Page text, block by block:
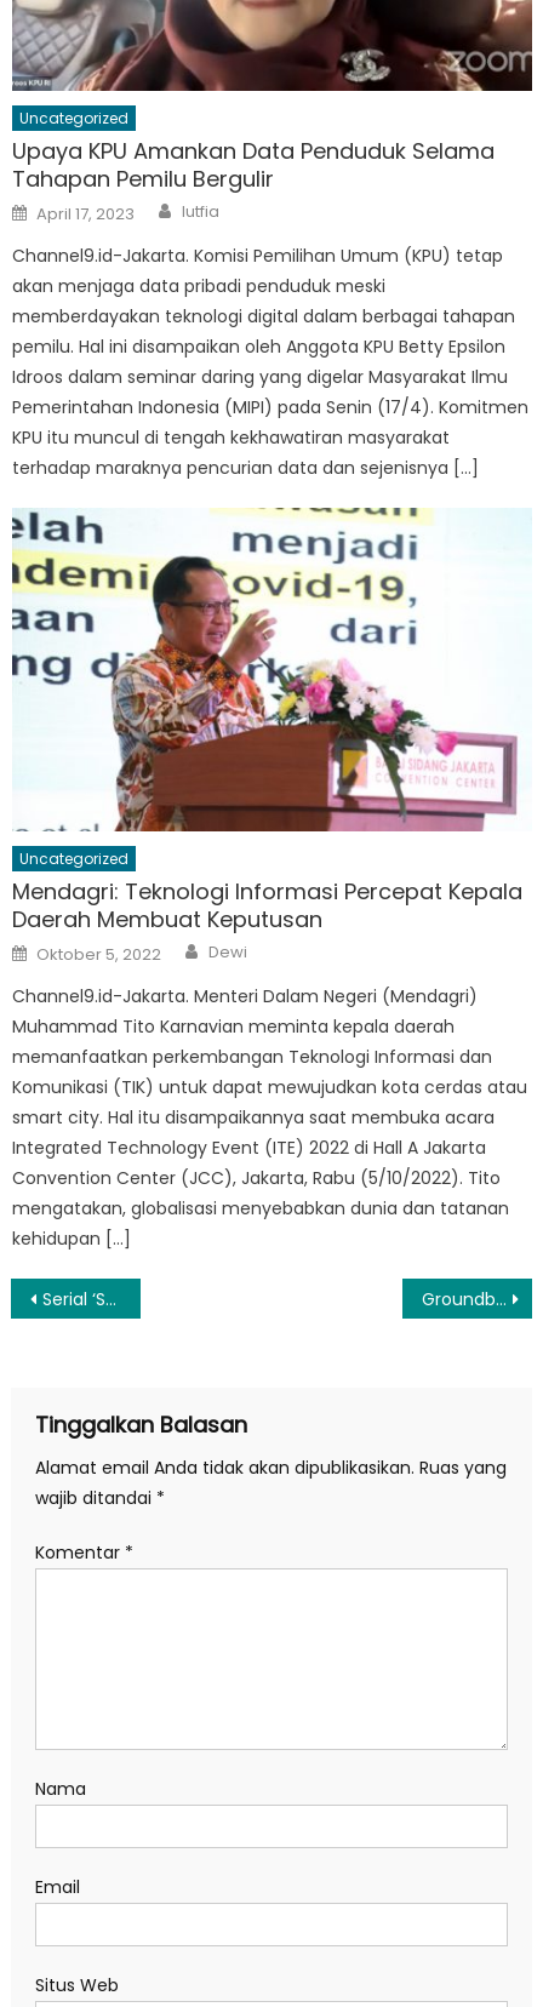
Uncategorized
Upaya KPU Amankan Data Penduduk Selama
Tahapan Pemilu Bergulir
Posted
on
April 17, 2023 Author
lutfia
Channel9.id-Jakarta. Komisi Pemilihan Umum (KPU) tetap
akan menjaga data pribadi penduduk meski
memberdayakan teknologi digital dalam berbagai tahapan
pemilu. Hal ini disampaikan oleh Anggota KPU Betty Epsilon
Idroos dalam seminar daring yang digelar Masyarakat Ilmu
Pemerintahan Indonesia (MIPI) pada Senin (17/4). Komitmen
KPU itu muncul di tengah kekhawatiran masyarakat
terhadap maraknya pencurian data dan sejenisnya […]
Uncategorized
Mendagri: Teknologi Informasi Percepat Kepala
Daerah Membuat Keputusan
Posted
on
Oktober 5, 2022 Author
Dewi
Channel9.id-Jakarta. Menteri Dalam Negeri (Mendagri)
Muhammad Tito Karnavian meminta kepala daerah
memanfaatkan perkembangan Teknologi Informasi dan
Komunikasi (TIK) untuk dapat mewujudkan kota cerdas atau
smart city. Hal itu disampaikannya saat membuka acara
Integrated Technology Event (ITE) 2022 di Hall A Jakarta
Convention Center (JCC), Jakarta, Rabu (5/10/2022). Tito
mengatakan, globalisasi menyebabkan dunia dan tatanan
kehidupan […]
Navigasi
Serial ‘Sekotengs’, Tentang Perjuangan Meraih Mimpi Jadi Dokter Groundbreaking Delonix, Jokowi: Investasi Asing Masuk ke IKN Sudah Rp950 M
Tinggalkan Balasan
Alamat email Anda tidak akan dipublikasikan. Ruas yang
wajib ditandai *
Komentar *
Nama
Email
Situs Web